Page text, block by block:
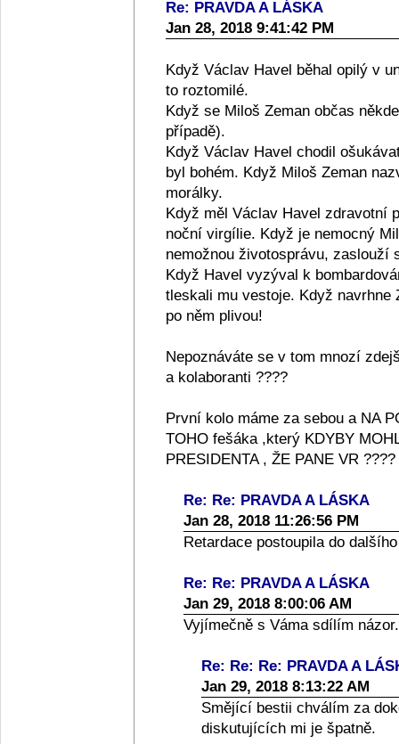
Re: PRAVDA A LÁSKA
Jan 28, 2018 9:41:42 PM
Když Václav Havel běhal opilý v
to roztomilé.
Když se Miloš Zeman občas
případě).
Když Václav Havel chodil
byl bohém. Když Miloš Zeman
morálky.
Když měl Václav Havel zdravotní
noční virgílie. Když je nemocný
nemožnou životosprávu, zaslouží
Když Havel vyzýval k
tleskali mu vestoje. Když navrhne
po něm plivou!
Nepoznáváte se v tom mnozí
a kolaboranti ????
První kolo máme za sebou a NA
TOHO fešáka ,který KDYBY
PRESIDENTA , ŽE PANE VR ????
Re: Re: PRAVDA A LÁSKA
Jan 28, 2018 11:26:56 PM
Retardace postoupila do
Re: Re: PRAVDA A LÁSKA
Jan 29, 2018 8:00:06 AM
Vyjímečně s Váma sdílím názor.
Re: Re: Re: PRAVDA A
Jan 29, 2018 8:13:22 AM
Smějící bestii chválím za
diskutujících mi je špatně.